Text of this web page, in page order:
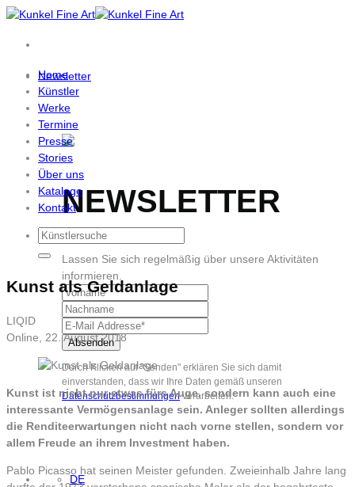
Zum
springen
Newsletter
NEWSLETTER
Lassen Sie sich regelmäßig über unsere Aktivitäten
informieren.
Durch Klicken auf "Senden" erklären Sie sich damit
einverstanden, dass wir Ihre Daten gemäß unseren
Datenschutzbestimmungenverarbeiten.
DE
Home
Künstler
Werke
Termine
Presse
Stories
Über uns
Kataloge
Kontakt
Kunst als Geldanlage
LIQID
Online, 22. August 2018
Kunst ist nicht nur etwas fürs Auge, sondern kann auch eine
interessante Vermögensanlage sein. Anleger sollten allerdings
die Renditeerwartungen nicht nach vorne stellen, sondern vor
allem Freude an ihrem Investment haben.
Pablo Picasso hat seinen Meister gefunden. Zweieinhalb Jahre lang